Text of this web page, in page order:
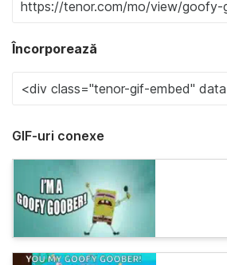
Încorporează
GIF-uri conexe